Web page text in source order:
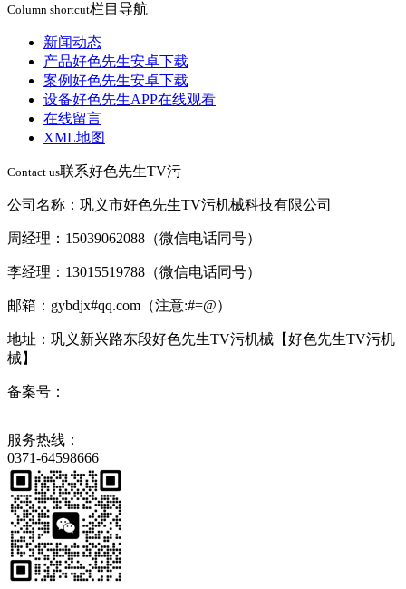
Column shortcut栏目导航
新闻动态
产品好色先生安卓下载
案例好色先生安卓下载
设备好色先生APP在线观看
在线留言
XML地图
Contact us联系好色先生TV污
公司名称：巩义市好色先生TV污机械科技有限公司
周经理：15039062088（微信电话同号）
李经理：13015519788（微信电话同号）
邮箱：gybdjx#qq.com（注意:#=@）
地址：巩义新兴路东段好色先生TV污机械【好色先生TV污机
械】
备案号：
服务热线：
0371-64598666